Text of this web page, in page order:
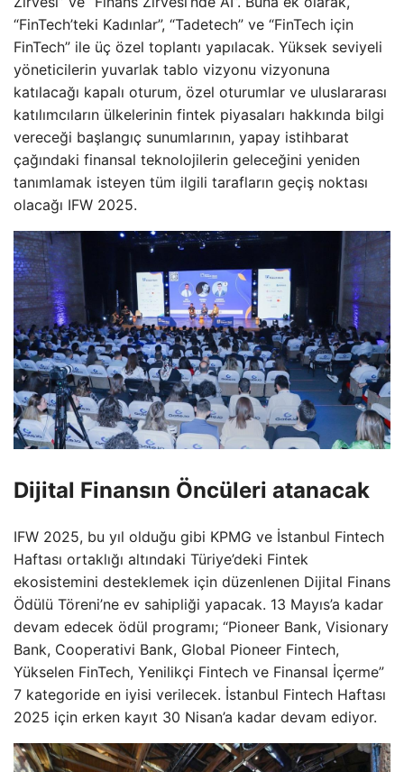
“FinTech’teki Kadınlar”, “Tadetech” ve “FinTech için
FinTech” ile üç özel toplantı yapılacak. Yüksek seviyeli
yöneticilerin yuvarlak tablo vizyonu vizyonuna
katılacağı kapalı oturum, özel oturumlar ve uluslararası
katılımcıların ülkelerinin fintek piyasaları hakkında bilgi
vereceği başlangıç ​​sunumlarının, yapay istihbarat
çağındaki finansal teknolojilerin geleceğini yeniden
tanımlamak isteyen tüm ilgili tarafların geçiş noktası
olacağı IFW 2025.
Dijital Finansın Öncüleri atanacak
IFW 2025, bu yıl olduğu gibi KPMG ve İstanbul Fintech
Haftası ortaklığı altındaki Türiye’deki Fintek
ekosistemini desteklemek için düzenlenen Dijital Finans
Ödülü Töreni’ne ev sahipliği yapacak. 13 Mayıs’a kadar
devam edecek ödül programı; “Pioneer Bank, Visionary
Bank, Cooperativi Bank, Global Pioneer Fintech,
Yükselen FinTech, Yenilikçi Fintech ve Finansal İçerme”
7 kategoride en iyisi verilecek. İstanbul Fintech Haftası
2025 için erken kayıt 30 Nisan’a kadar devam ediyor.